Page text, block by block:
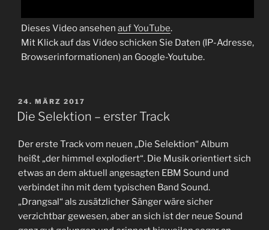
Dieses Video ansehen auf YouTube.
Mit Klick auf das Video schicken Sie Daten (IP-Adresse,
Browserinformationen) an Google-Youtube.
VERÖFFENTLICHT
AM
24. MÄRZ 2017
Die Selektion – erster Track
Der erste Track vom neuen „Die Selektion“ Album
heißt „der himmel explodiert“. Die Musik orientiert sich
etwas an dem aktuell angesagten EBM Sound und
verbindet ihn mit dem typischen Band Sound.
„Drangsal“ als zusätzlicher Sänger wäre sicher
verzichtbar gewesen, aber an sich ist der neue Sound